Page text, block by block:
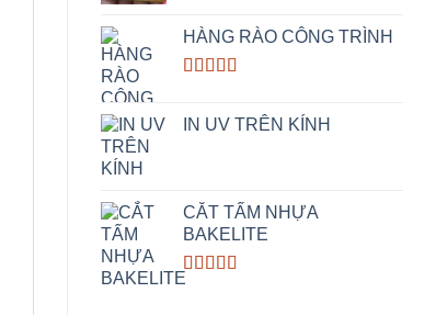
HÀNG RÀO CÔNG TRÌNH
IN UV TRÊN KÍNH
CẮT TẤM NHỰA
BAKELITE
Rated